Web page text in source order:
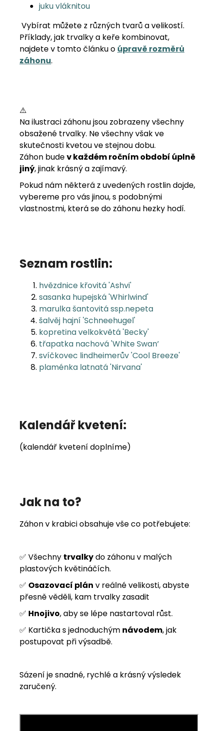
juku vláknitou
Vybírat můžete z různých tvarů a velikostí.
Příklady, jak trvalky a keře kombinovat,
najdete v tomto článku o úpravě rozměrů
záhonu.
⚠️
Na ilustraci záhonu jsou zobrazeny všechny
obsažené trvalky. Ne všechny však ve
skutečnosti kvetou ve stejnou dobu.
Záhon budev každém ročním období úplně
jiný, jinak krásný a zajímavý.
Pokud nám některá z uvedených rostlin dojde,
vybereme pro vás jinou, s podobnými
vlastnostmi, která se do záhonu hezky hodí.
Seznam rostlin:
hvězdnice křovitá 'Ashvi'
sasanka hupejská 'Whirlwind'
marulka šantovitá ssp.nepeta
šalvěj hajní 'Schneehugel'
kopretina velkokvětá 'Becky'
třapatka nachová 'White Swan’
svíčkovec lindheimerův 'Cool Breeze'
plaménka latnatá 'Nirvana'
Kalendář kvetení:
(kalendář kvetení doplníme)
Jak na to?
Záhon v krabici obsahuje vše co potřebujete:
✅ Všechny trvalkydo záhonu v malých
plastových květináčích.
✅ Osazovací plán v reálné velikosti, abyste
přesně věděli, kam trvalky zasadit
✅ Hnojivo, aby se lépe nastartoval růst.
✅ Kartička s jednoduchým návodem, jak
postupovat při výsadbě.
Sázení je snadné, rychlé a krásný výsledek
zaručený.